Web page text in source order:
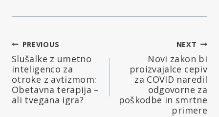
Navigacija
prispevka
PREVIOUS
Slušalke z umetno
inteligenco za
otroke z avtizmom:
Obetavna terapija –
ali tvegana igra?
NEXT
Novi zakon bi
proizvajalce cepiv
za COVID naredil
odgovorne za
poškodbe in smrtne
primere